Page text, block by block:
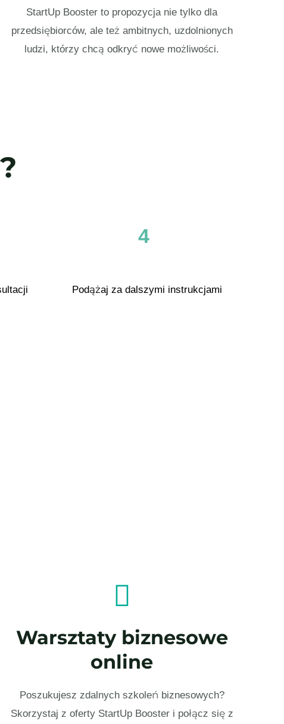
StartUp Booster to propozycja nie tylko dla
przedsiębiorców, ale też ambitnych, uzdolnionych
ludzi, którzy chcą odkryć nowe możliwości.
4
Podążaj za dalszymi instrukcjami
Warsztaty biznesowe
online
Poszukujesz zdalnych szkoleń biznesowych?
Skorzystaj z oferty StartUp Booster i połącz się z